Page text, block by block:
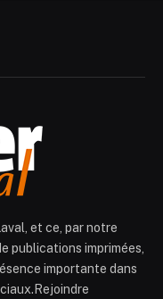
et ce, par notre
publications imprimées,
importante dans